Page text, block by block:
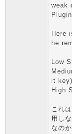
weak
Here
he
Low
it key)
High
これ
用し
なの